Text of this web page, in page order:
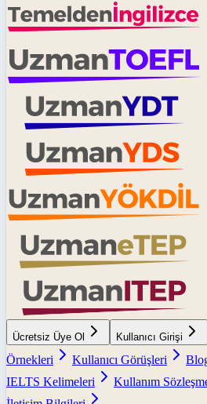
Ücretsiz Üye Ol Kullanıcı Girişi
Örnekleri
Kullanıcı Görüşleri
IELTS Kelimeleri
Kullanım